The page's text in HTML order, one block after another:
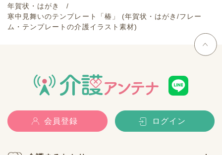
年賀状・はがき
寒中見舞いのテンプレート「椿」 (年賀状・はがき/フレー
ム・テンプレートの介護イラスト素材)
会員登録 ログイン